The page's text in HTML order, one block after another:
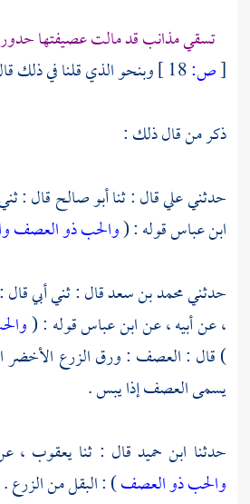
تسقي مذانب قد مالت عصيفتها
[ص:
وبنحو الذي قلنا في ذلك
ذكر من قال ذلك :
حدثنيعليقال : ثناأبو صالحقال :
ابن عباسقوله : (والحب ذو العصف
حدثنيمحمد بن سعدقال : ثني أبي
، عن أبيه ، عنابن عباسقوله : (
) قال : العصف : ورق الزرع الأخضر
يسمى العصف إذا يبس .
حدثنا ابن حميد قال : ثنا يعقوب ،
والحب ذو العصف) : البقل من الزرع .